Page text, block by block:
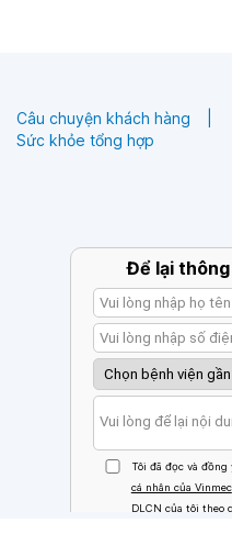
Câu chuyện khách hàng
Sức khỏe tổng hợp